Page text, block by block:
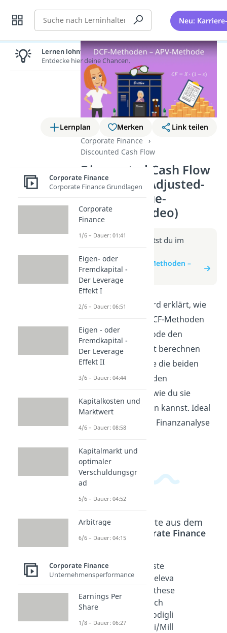
Suche Neu:
Lernplan Merken
Link teilen
Corporate Finance
Discounted Cash Flow
Discounted Cash Flow
Methoden: Adjusted-
present-value-
Methode (Video)
Weitere Infos erhältst du im
zum Beitrag: DCF-Methoden –
APV-Methode
In diesem Video wird erklärt, wie
man mithilfe der DCF-Methoden
und der APV-Methode den
Unternehmenswert berechnen
kann. Du lernst, wie die beiden
Bewertungsmethoden
funktionieren und wie du sie
praktisch anwenden kannst. Ideal
für alle, die sich für Finanzanalyse
Beliebte Inhalte aus dem
Corporate Finance
DCF-
Method
Entity-
e
Method
Equity-
e
Erste
Irreleva
nzthese
nach
Modigli
ani/Mill
Lernen lohnt sich!
Entdecke hier deine Chancen.
Corporate Finance
Corporate Finance Grundlagen
Corporate
Finance
1/6 – Dauer: 01:41
Eigen- oder
Fremdkapital -
Der Leverage
Effekt I
2/6 – Dauer: 06:51
Eigen - oder
Fremdkapital -
Der Leverage
Effekt II
3/6 – Dauer: 04:44
Kapitalkosten und
Marktwert
4/6 – Dauer: 08:58
Kapitalmarkt und
optimaler
Verschuldungsgr
ad
5/6 – Dauer: 04:52
Arbitrage
6/6 – Dauer: 04:15
Corporate Finance
Unternehmensperformance
Earnings Per
Share
1/8 – Dauer: 06:27